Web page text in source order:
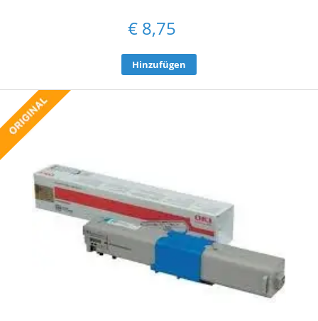
€ 8,75
Hinzufügen